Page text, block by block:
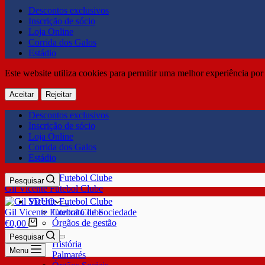
Descontos exclusivos
Inscrição de sócio
Loja Online
Corrida dos Galos
Estádio
Este website utiliza cookies para permitir uma melhor experiência
Aceitar Rejeitar
Descontos exclusivos
Inscrição de sócio
Loja Online
Corrida dos Galos
Estádio
Gil Vicente Futebol Clube
Pesquisar
SDUQ
Contrato de Sociedade
Órgãos de gestão
Clube
História
Palmarés
Gil Vicente Futebol Clube
€0,00
Pesquisar
Menu